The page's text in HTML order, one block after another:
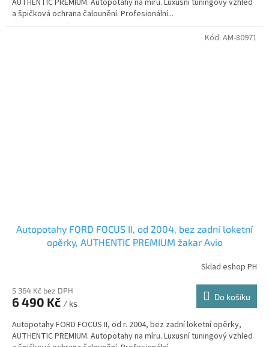
a špičková ochrana čalounění. Profesionální...
Autopotahy FORD FOCUS II, od 2004, bez zadní loketní
opěrky, AUTHENTIC PREMIUM žakar Avio
Sklad eshop PH
5 364 Kč bez DPH
6 490 Kč / ks
Do košíku
Autopotahy FORD FOCUS II, od r. 2004, bez zadní loketní opěrky,
AUTHENTIC PREMIUM. Autopotahy na míru. Luxusní tuningový vzhled
Kód: AM-80971